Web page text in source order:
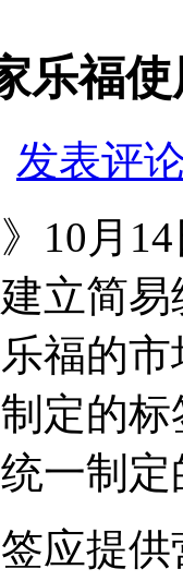
乐福
发表评
10月
立简
福的
定的
一制
应提